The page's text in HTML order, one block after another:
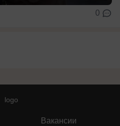
0
Вакансии